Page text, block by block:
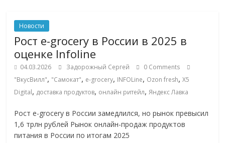
Новости
Рост e-grocery в России в 2025 в
оценке Infoline
04.03.2026 Задорожный Сергей
0 Comments
"ВкусВилл", "Самокат", e-grocery, INFOLine, Ozon fresh,X5
Digital, доставка продуктов, онлайн ритейл,Яндекс Лавка
Рост e-grocery в России замедлился, но рынок превысил
1,6 трлн рублей Рынок онлайн-продаж продуктов
питания в России по итогам 2025